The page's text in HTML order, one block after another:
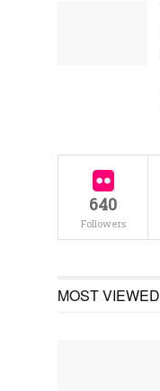
640
Followers
MOST VIEWED